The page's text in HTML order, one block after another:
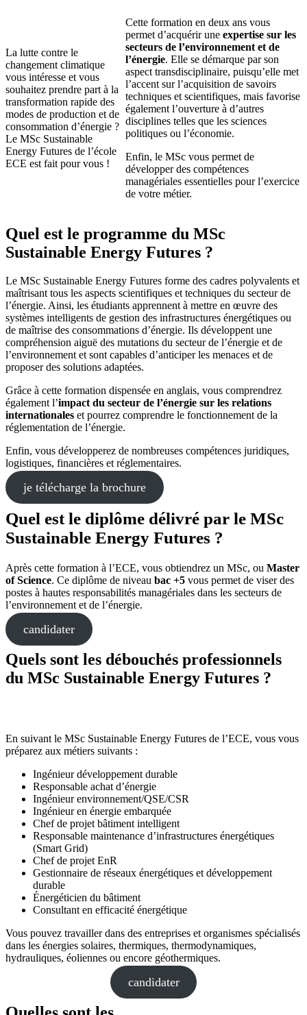
La lutte contre le
changement climatique
vous intéresse et vous
souhaitez prendre part à la
transformation rapide des
modes de production et de
consommation d’énergie ?
Le MSc Sustainable
Energy Futures de l’école
ECE est fait pour vous !
Cette formation en deux ans vous
permet d’acquérir une expertise sur les
secteurs de l’environnement et de
l’énergie. Elle se démarque par son
aspect transdisciplinaire, puisqu’elle met
l’accent sur l’acquisition de savoirs
techniques et scientifiques, mais favorise
également l’ouverture à d’autres
disciplines telles que les sciences
politiques ou l’économie.
Enfin, le MSc vous permet de
développer des compétences
managériales essentielles pour l’exercice
de votre métier.
Quel est le programme du MSc
Sustainable Energy Futures ?
Le MSc Sustainable Energy Futures forme des cadres polyvalents et
maîtrisant tous les aspects scientifiques et techniques du secteur de
l’énergie. Ainsi, les étudiants apprennent à mettre en œuvre des
systèmes intelligents de gestion des infrastructures énergétiques ou
de maîtrise des consommations d’énergie. Ils développent une
compréhension aiguë des mutations du secteur de l’énergie et de
l’environnement et sont capables d’anticiper les menaces et de
proposer des solutions adaptées.
Grâce à cette formation dispensée en anglais, vous comprendrez
également l’impact du secteur de l’énergie sur les relations
internationales et pourrez comprendre le fonctionnement de la
réglementation de l’énergie.
Enfin, vous développerez de nombreuses compétences juridiques,
logistiques, financières et réglementaires.
je télécharge la brochure
Quel est le diplôme délivré par le MSc
Sustainable Energy Futures ?
Après cette formation à l’ECE, vous obtiendrez un MSc, ou Master
of Science. Ce diplôme de niveau bac +5 vous permet de viser des
postes à hautes responsabilités managériales dans les secteurs de
l’environnement et de l’énergie.
candidater
Quels sont les débouchés professionnels
du MSc Sustainable Energy Futures ?
En suivant le MSc Sustainable Energy Futures de l’ECE, vous vous
préparez aux métiers suivants :
Ingénieur développement durable
Responsable achat d’énergie
Ingénieur environnement/QSE/CSR
Ingénieur en énergie embarquée
Chef de projet bâtiment intelligent
Responsable maintenance d’infrastructures énergétiques
(Smart Grid)
Chef de projet EnR
Gestionnaire de réseaux énergétiques et développement
durable
Énergéticien du bâtiment
Consultant en efficacité énergétique
Vous pouvez travailler dans des entreprises et organismes spécialisés
dans les énergies solaires, thermiques, thermodynamiques,
hydrauliques, éoliennes ou encore géothermiques.
candidater